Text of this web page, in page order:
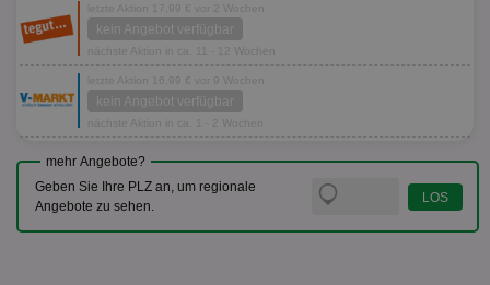
letzte Aktion 17,99 € vor 2 Wochen
kein Angebot verfügbar
nächste Aktion in ca. 11 - 12 Wochen
letzte Aktion 16,99 € vor 9 Wochen
kein Angebot verfügbar
nächste Aktion in ca. 1 - 2 Wochen
mehr Angebote?
Geben Sie Ihre PLZ an, um regionale
Angebote zu sehen.